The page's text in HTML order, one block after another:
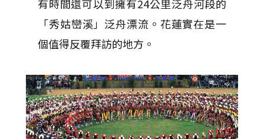
有時間還可以到擁有24公里泛舟河段的
「秀姑巒溪」泛舟漂流。花蓮實在是一
個值得反覆拜訪的地方。